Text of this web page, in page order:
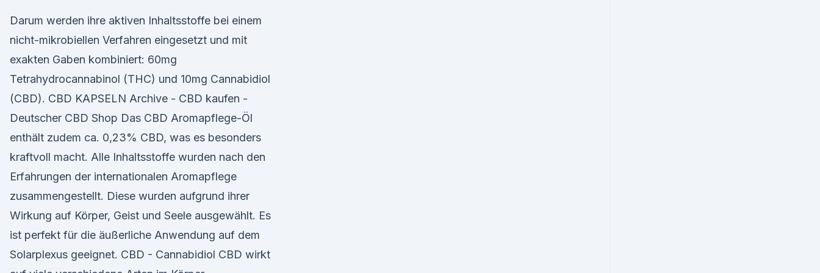
Darum werden ihre aktiven Inhaltsstoffe bei einem
nicht-mikrobiellen Verfahren eingesetzt und mit
exakten Gaben kombiniert: 60mg
Tetrahydrocannabinol (THC) und 10mg Cannabidiol
(CBD). CBD KAPSELN Archive - CBD kaufen -
Deutscher CBD Shop Das CBD Aromapflege-Öl
enthält zudem ca. 0,23% CBD, was es besonders
kraftvoll macht. Alle Inhaltsstoffe wurden nach den
Erfahrungen der internationalen Aromapflege
zusammengestellt. Diese wurden aufgrund ihrer
Wirkung auf Körper, Geist und Seele ausgewählt. Es
ist perfekt für die äußerliche Anwendung auf dem
Solarplexus geeignet. CBD - Cannabidiol CBD wirkt